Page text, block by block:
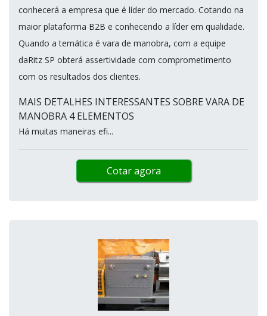
conhecerá a empresa que é líder do mercado. Cotando na
maior plataforma B2B e conhecendo a líder em qualidade.
Quando a temática é vara de manobra, com a equipe
daRitz SP obterá assertividade com comprometimento
com os resultados dos clientes.
MAIS DETALHES INTERESSANTES SOBRE VARA DE
MANOBRA 4 ELEMENTOS
Há muitas maneiras efi...
Cotar agora